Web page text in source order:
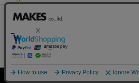
Copyright © MAKES co.,ltd .All